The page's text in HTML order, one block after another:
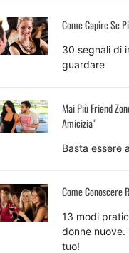
Come Capire Se
30 segnali di
guardare
Mai Più Friend
Amicizia"
Basta essere
Come Conoscere
13 modi
donne nuove.
tuo!